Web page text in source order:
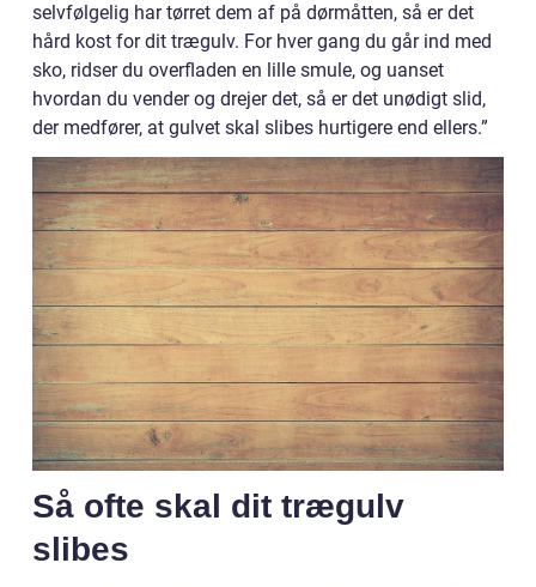
selvfølgelig har tørret dem af på dørmåtten, så er det
hård kost for dit trægulv. For hver gang du går ind med
sko, ridser du overfladen en lille smule, og uanset
hvordan du vender og drejer det, så er det unødigt slid,
der medfører, at gulvet skal slibes hurtigere end ellers.”
Så ofte skal dit trægulv
slibes